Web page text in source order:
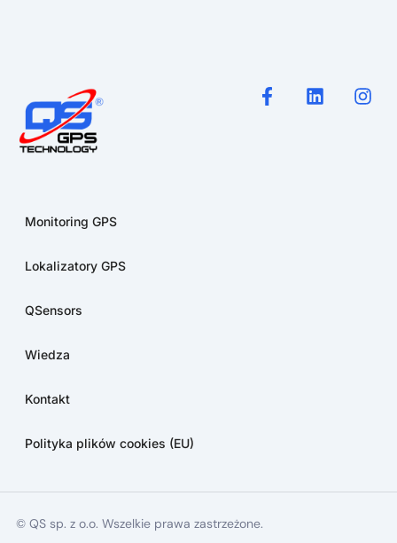
Monitoring GPS
Lokalizatory GPS
QSensors
Wiedza
Kontakt
Polityka plików cookies (EU)
© QS sp. z o.o. Wszelkie prawa zastrzeżone.